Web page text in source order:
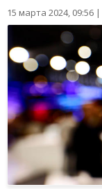
15 марта 2024, 09:56 |